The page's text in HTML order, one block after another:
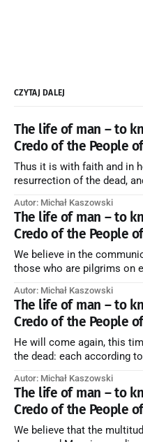
CZYTAJ DALEJ
The life of man – to
Credo of the People
Thus it is with faith and in
resurrection of the dead,
artykuł w starym serwisie →
Autor: Michał Kaszowski
The life of man – to
Credo of the People
We believe in the
those who are pilgrims on
forming one Church; and
the merciful love of God
Autor: Michał Kaszowski
The life of man – to
Credo of the People
He will come again, this
the dead: each according
those who have refused
is not
Autor: Michał Kaszowski
The life of man – to
Credo of the People
We believe that the